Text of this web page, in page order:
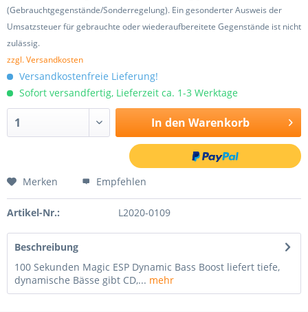
(Gebrauchtgegenstände/Sonderregelung). Ein gesonderter Ausweis der
Umsatzsteuer für gebrauchte oder wiederaufbereitete Gegenstände ist nicht
zulässig.
zzgl. Versandkosten
Versandkostenfreie Lieferung!
Sofort versandfertig, Lieferzeit ca. 1-3 Werktage
In den Warenkorb
Merken Empfehlen
Artikel-Nr.: L2020-0109
Beschreibung
100 Sekunden Magic ESP Dynamic Bass Boost liefert tiefe,
dynamische Bässe gibt CD,... mehr